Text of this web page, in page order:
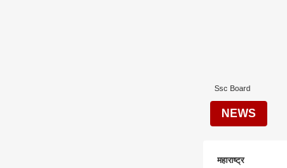
Ssc Board
NEWS
महाराष्ट्र